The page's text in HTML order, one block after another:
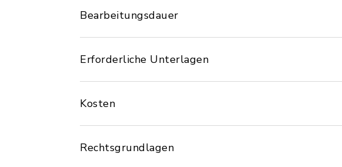
Bearbeitungsdauer
Erforderliche Unterlagen
Kosten
Rechtsgrundlagen